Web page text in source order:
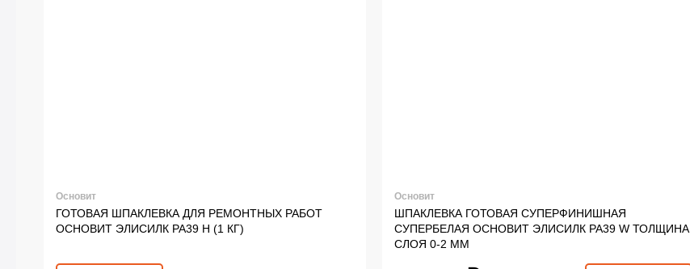
Основит
ГОТОВАЯ ШПАКЛЕВКА ДЛЯ РЕМОНТНЫХ РАБОТ
ОСНОВИТ ЭЛИСИЛК РА39 H (1 КГ)
Основит
ШПАКЛЕВКА ГОТОВАЯ СУПЕРФИНИШНАЯ
СУПЕРБЕЛАЯ ОСНОВИТ ЭЛИСИЛК PA39 W ТОЛЩИНА
СЛОЯ 0-2 ММ